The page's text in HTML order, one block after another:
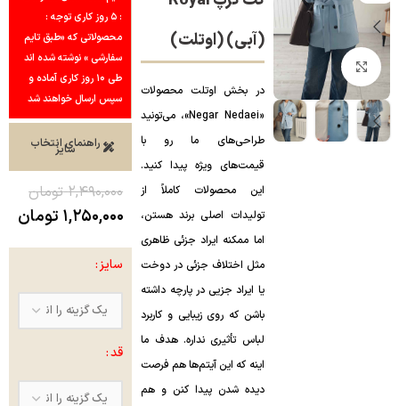
بزرگنمایی تصویر
(آبی) (اوتلت)
در بخش اوتلت محصولات
«Negar Nedaei»، می‌تونید
طراحی‌های ما رو با
قیمت‌های ویژه پیدا کنید.
این محصولات کاملاً از
تولیدات اصلی برند هستن،
اما ممکنه ایراد جزئی ظاهری
مثل اختلاف جزئی در دوخت
یا ایراد جزیی در پارچه داشته
باشن که روی زیبایی و کاربرد
لباس تأثیری نداره. هدف ما
اینه که این آیتم‌ها هم فرصت
دیده شدن پیدا کنن و هم
: ۵ روز کاری توجه :
محصولاتی که «طبق تایم
سفارشی » نوشته شده اند
طی ۱۰ روز کاری آماده و
سپس ارسال خواهند شد
راهنمای انتخاب
سایز
۲,۴۹۰,۰۰۰ تومان
۱,۲۵۰,۰۰۰ تومان
سایز
قد